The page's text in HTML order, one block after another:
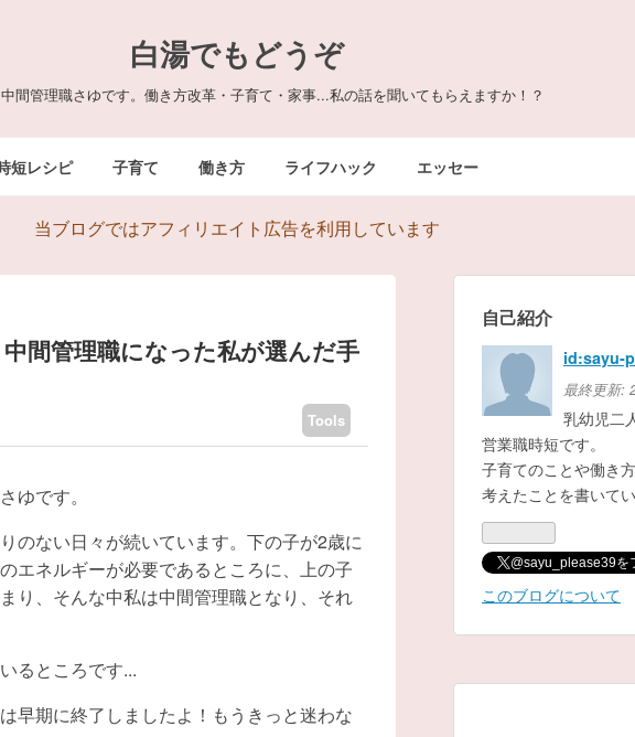
白湯でもどうぞ
間管理職さゆです。働き方改革・子育て・家事...私の話を聞いてもらえますか！？
短レシピ 子育て 働き方 ライフハック エッセー
当ブログではアフィリエイト広告を利用しています
間管理職になった私が選んだ手
Tools
ゆです。
のない日々が続いています。下の子が2歳に
エネルギーが必要であるところに、上の子
り、そんな中私は中間管理職となり、それ
るところです...
早期に終了しましたよ！もうきっと迷わな
自己紹介
id:sayu-
最終更新:
乳幼児二
営業職時短です。
子育てのことや働き
考えたことを書いてい
@sayu_please39を
このブログについて